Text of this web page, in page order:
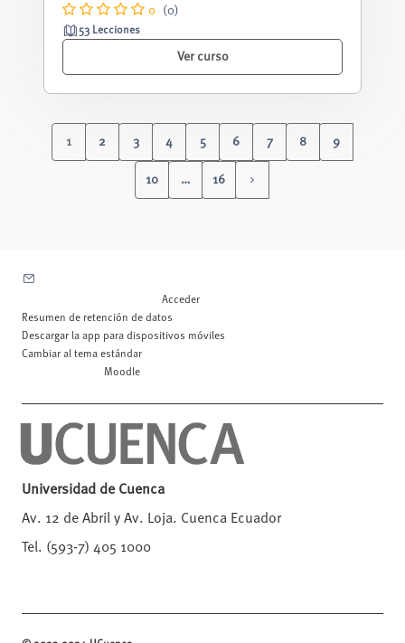
0 (0)
53 Lecciones
Ver curso
1 2 3 4 5 6 7 8 9
10 … 16
Acceder
Resumen de retención de datos
Descargar la app para dispositivos móviles
Cambiar al tema estándar
Moodle
Universidad de Cuenca
Av. 12 de Abril y Av. Loja. Cuenca Ecuador
Tel. (593-7) 405 1000